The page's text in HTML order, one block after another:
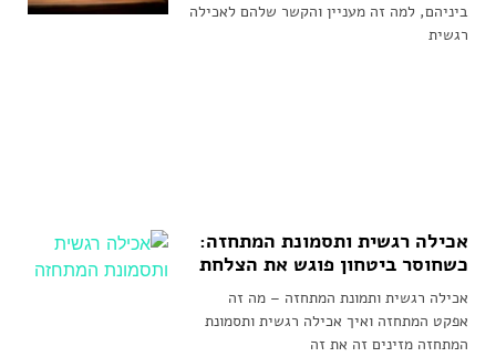
ביניהם, למה זה מעניין והקשר שלהם לאכילה
רגשית
אכילה רגשית ותסמונת המתחזה:
כשחוסר ביטחון פוגש את הצלחת
אכילה רגשית ותמונת המתחזה – מה זה
אפקט המתחזה ואיך אכילה רגשית ותסמונת
המתחזה מזינים זה את זה